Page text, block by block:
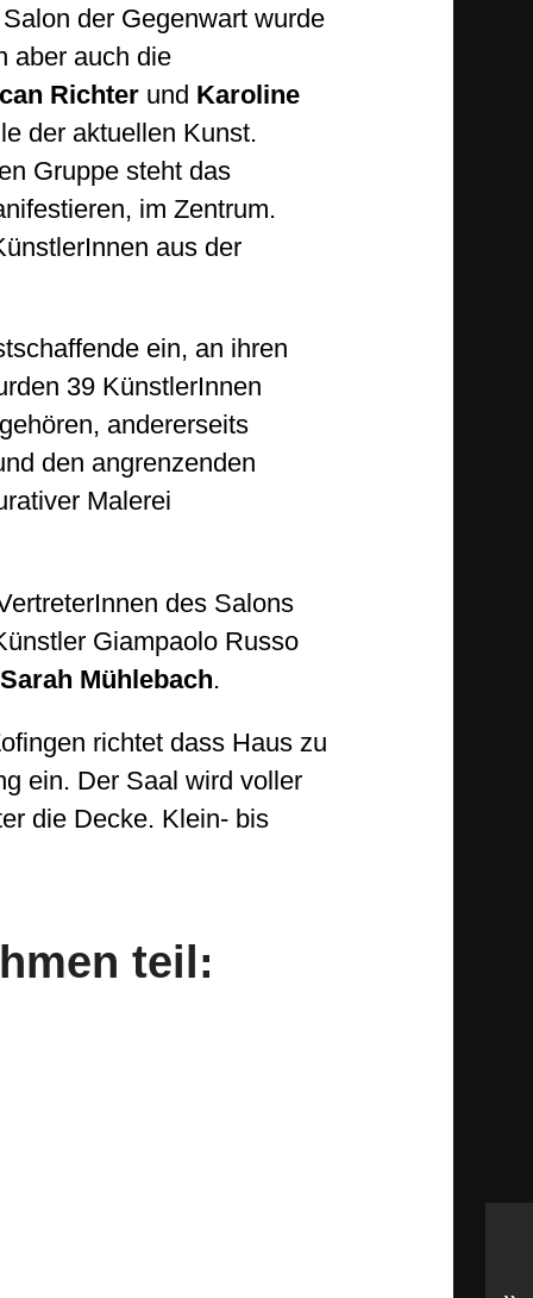
der Gegenwart wurde
aber auch die
Richter und Karoline
der aktuellen Kunst.
Gruppe steht das
im Zentrum.
aus der
ein, an ihren
39 KünstlerInnen
andererseits
den angrenzenden
Malerei
des Salons
Giampaolo Russo
Sarah Mühlebach.
richtet dass Haus zu
ein. Der Saal wird voller
die Decke. Klein- bis
teil: